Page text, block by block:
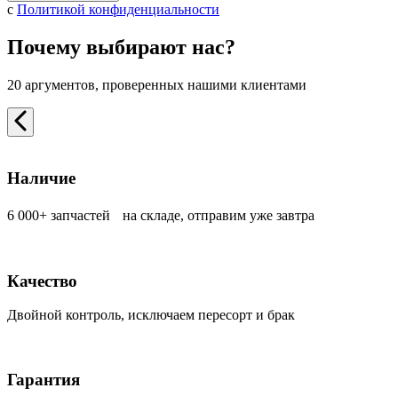
с Политикой конфиденциальности
Почему выбирают нас?
20 аргументов, проверенных нашими клиентами
Наличие
6 000+ запчастей на складе, отправим уже завтра
Качество
Двойной контроль, исключаем пересорт и брак
Гарантия